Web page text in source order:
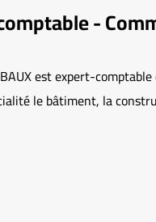
-
est expert-
le bâtiment, la